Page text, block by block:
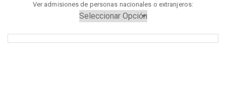
Ver admisiones de personas nacionales o extranjeros: